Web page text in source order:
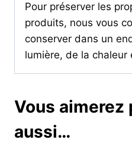
Pour préserver les
produits, nous vous
conserver dans un
lumière, de la chaleur
Vous
aussi…